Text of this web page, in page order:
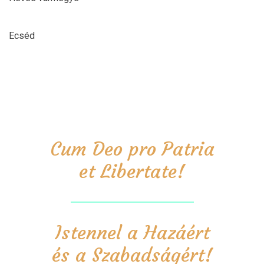
Ecséd
Cum Deo pro Patria
et Libertate!
Istennel a Hazáért
és a Szabadságért!